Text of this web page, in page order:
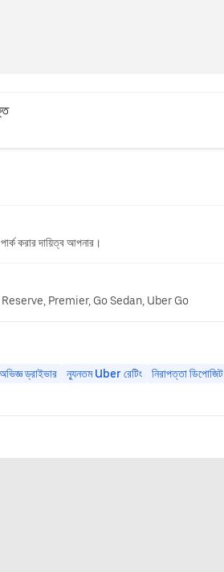
করার দায়িত্ব আপনার।
Premier, Go Sedan, Uber Go
ড্রাইভার ন্যূনতম Uber রেটিং
নিরাপত্তা ডিপোজিট